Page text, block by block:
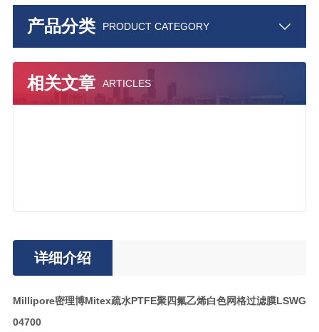
产品分类 PRODUCT CATEGORY
相关文章 ARTICLES
详细介绍
Millipore密理博Mitex疏水PTFE聚四氟乙烯白色网格过滤膜LSWG
04700